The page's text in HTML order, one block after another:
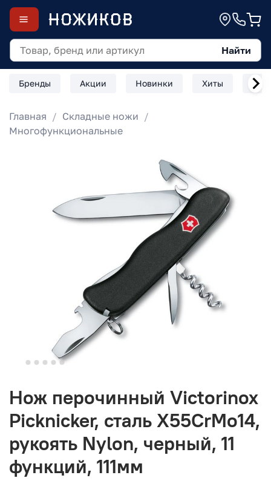
Найти
Бренды Акции Новинки Хиты
Главная
Складные ножи
Многофункциональные
Нож перочинный Victorinox
Picknicker, сталь X55CrMo14,
рукоять Nylon, черный, 11
функций, 111мм